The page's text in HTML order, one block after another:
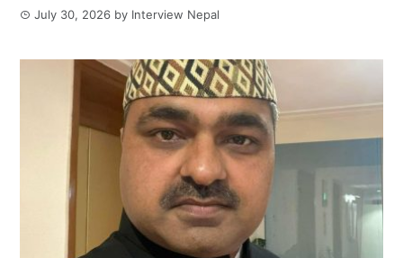
July 30, 2026 by Interview Nepal